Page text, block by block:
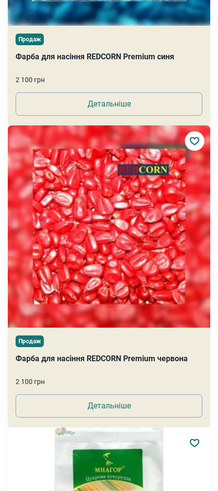
Продаж
Фарба для насіння REDCORN Premium синя
2 100 грн
Детальніше
Продаж
Фарба для насіння REDCORN Premium червона
2 100 грн
Детальніше